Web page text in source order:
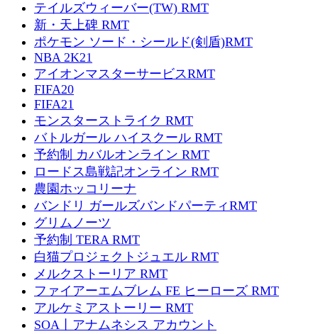
テイルズウィーバー(TW) RMT
新・天上碑 RMT
ポケモン ソード・シールド(剣盾)RMT
NBA 2K21
アイオンマスターサービスRMT
FIFA20
FIFA21
モンスターストライク RMT
バトルガール ハイスクール RMT
予約制 カバルオンライン RMT
ロードス島戦記オンライン RMT
農園ホッコリーナ
バンドリ ガールズバンドパーティRMT
グリムノーツ
予約制 TERA RMT
白猫プロジェクトジュエル RMT
メルクストーリア RMT
ファイアーエムブレム FE ヒーローズ RMT
アルケミアストーリー RMT
SOA丨アナムネシス アカウント